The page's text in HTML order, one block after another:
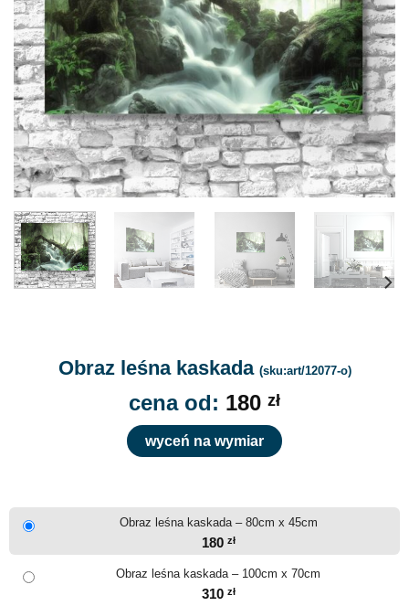
Obraz leśna kaskada (sku:art/12077-o)
cena od: 180 zł
wyceń na wymiar
Obraz leśna kaskada – 80cm x 45cm
180 zł
Obraz leśna kaskada – 100cm x 70cm
310 zł